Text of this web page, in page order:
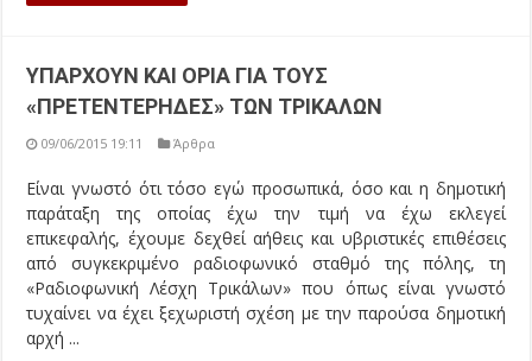
ΥΠΑΡΧΟΥΝ ΚΑΙ ΟΡΙΑ ΓΙΑ ΤΟΥΣ
«ΠΡΕΤΕΝΤΕΡΗΔΕΣ» ΤΩΝ ΤΡΙΚΑΛΩΝ
09/06/2015 19:11 Άρθρα
Είναι γνωστό ότι τόσο εγώ προσωπικά, όσο και η δημοτική
παράταξη της οποίας έχω την τιμή να έχω εκλεγεί
επικεφαλής, έχουμε δεχθεί αήθεις και υβριστικές επιθέσεις
από συγκεκριμένο ραδιοφωνικό σταθμό της πόλης, τη
«Ραδιοφωνική Λέσχη Τρικάλων» που όπως είναι γνωστό
τυχαίνει να έχει ξεχωριστή σχέση με την παρούσα δημοτική
αρχή ...